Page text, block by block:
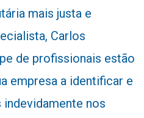
mais justa e
Carlos
de profissionais estão
empresa a identificar e
nos